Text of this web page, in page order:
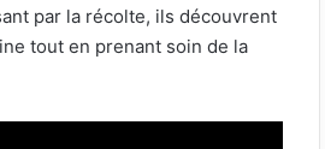
par la récolte, ils découvrent
tout en prenant soin de la